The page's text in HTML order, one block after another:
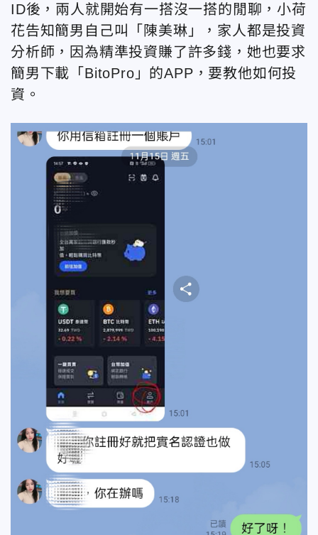
ID後，兩人就開始有一搭沒一搭的閒聊，小荷
花告知簡男自己叫「陳美琳」，家人都是投資
分析師，因為精準投資賺了許多錢，她也要求
簡男下載「BitoPro」的APP，要教他如何投
資。